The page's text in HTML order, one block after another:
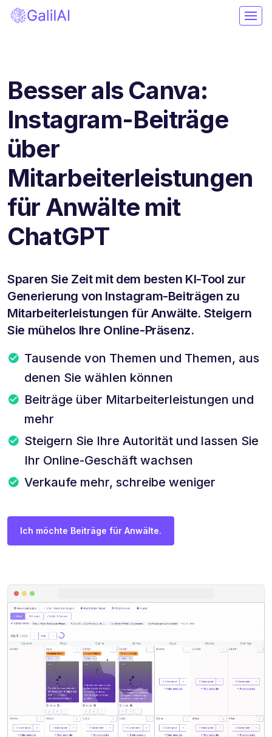
Besser als Canva:
Instagram-Beiträge
über
Mitarbeiterleistungen
für Anwälte mit
ChatGPT
Sparen Sie Zeit mit dem besten KI-Tool zur
Generierung von Instagram-Beiträgen zu
Mitarbeiterleistungen für Anwälte. Steigern
Sie mühelos Ihre Online-Präsenz.
Tausende von Themen und Themen, aus
denen Sie wählen können
Beiträge über Mitarbeiterleistungen und
mehr
Steigern Sie Ihre Autorität und lassen Sie
Ihr Online-Geschäft wachsen
Verkaufe mehr, schreibe weniger
Ich möchte Beiträge für Anwälte.